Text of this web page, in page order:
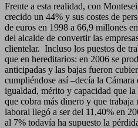
Frente a esta realidad, con
crecido un 44% y sus costes de
de euros en 1998 a 66,9 millones
del alcalde de convertir las
clientelar. Incluso los puestos de
que en hereditarios: en 2006 se
anticipadas y las bajas fueron
cumpliéndose así –decía la
igualdad, mérito y capacidad que
que cobra más dinero y que trabaja
laboral llegó a ser del 11,40% en
al 7% todavía ha supuesto la